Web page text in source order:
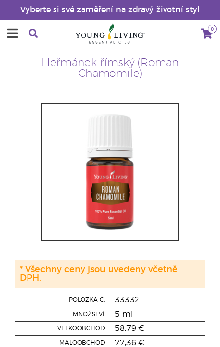
Vyberte si své zaměření na zdravý životní styl
0
Heřmánek římský (Roman
Chamomile)
POLOŽKA Č. 33332
MNOŽSTVÍ 5 ml
VELKOOBCHOD 58,79 €
MALOOBCHOD 77,36 €
* Všechny ceny jsou uvedeny včetně
DPH.